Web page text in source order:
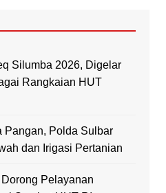
Silumba 2026, Digelar
Rangkaian HUT
Pangan, Polda Sulbar
dan Irigasi Pertanian
Pelayanan